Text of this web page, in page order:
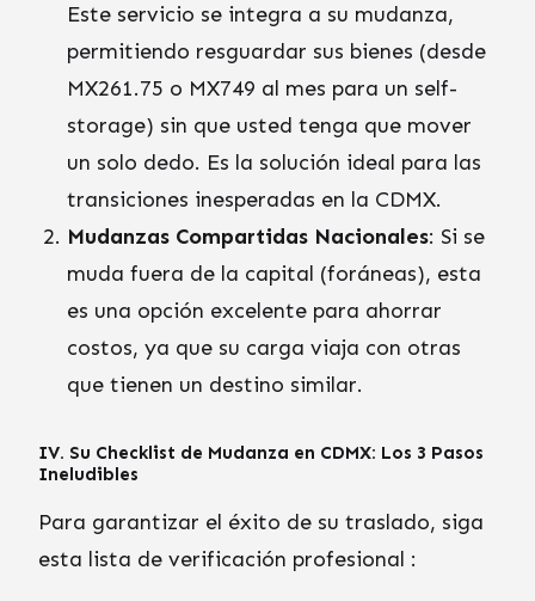
Este servicio se integra a su mudanza,
permitiendo resguardar sus bienes (desde
MX261.75 o MX749 al mes para un self-
storage) sin que usted tenga que mover
un solo dedo. Es la solución ideal para las
transiciones inesperadas en la CDMX.
Mudanzas Compartidas Nacionales: Si se
muda fuera de la capital (foráneas), esta
es una opción excelente para ahorrar
costos, ya que su carga viaja con otras
que tienen un destino similar.
IV. Su Checklist de Mudanza en CDMX: Los 3 Pasos
Ineludibles
Para garantizar el éxito de su traslado, siga
esta lista de verificación profesional :